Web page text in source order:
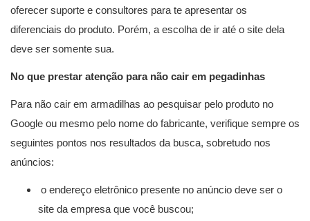
oferecer suporte e consultores para te apresentar os
diferenciais do produto. Porém, a escolha de ir até o site dela
deve ser somente sua.
No que prestar atenção para não cair em pegadinhas
Para não cair em armadilhas ao pesquisar pelo produto no
Google ou mesmo pelo nome do fabricante, verifique sempre os
seguintes pontos nos resultados da busca, sobretudo nos
anúncios:
o endereço eletrônico presente no anúncio deve ser o
site da empresa que você buscou;